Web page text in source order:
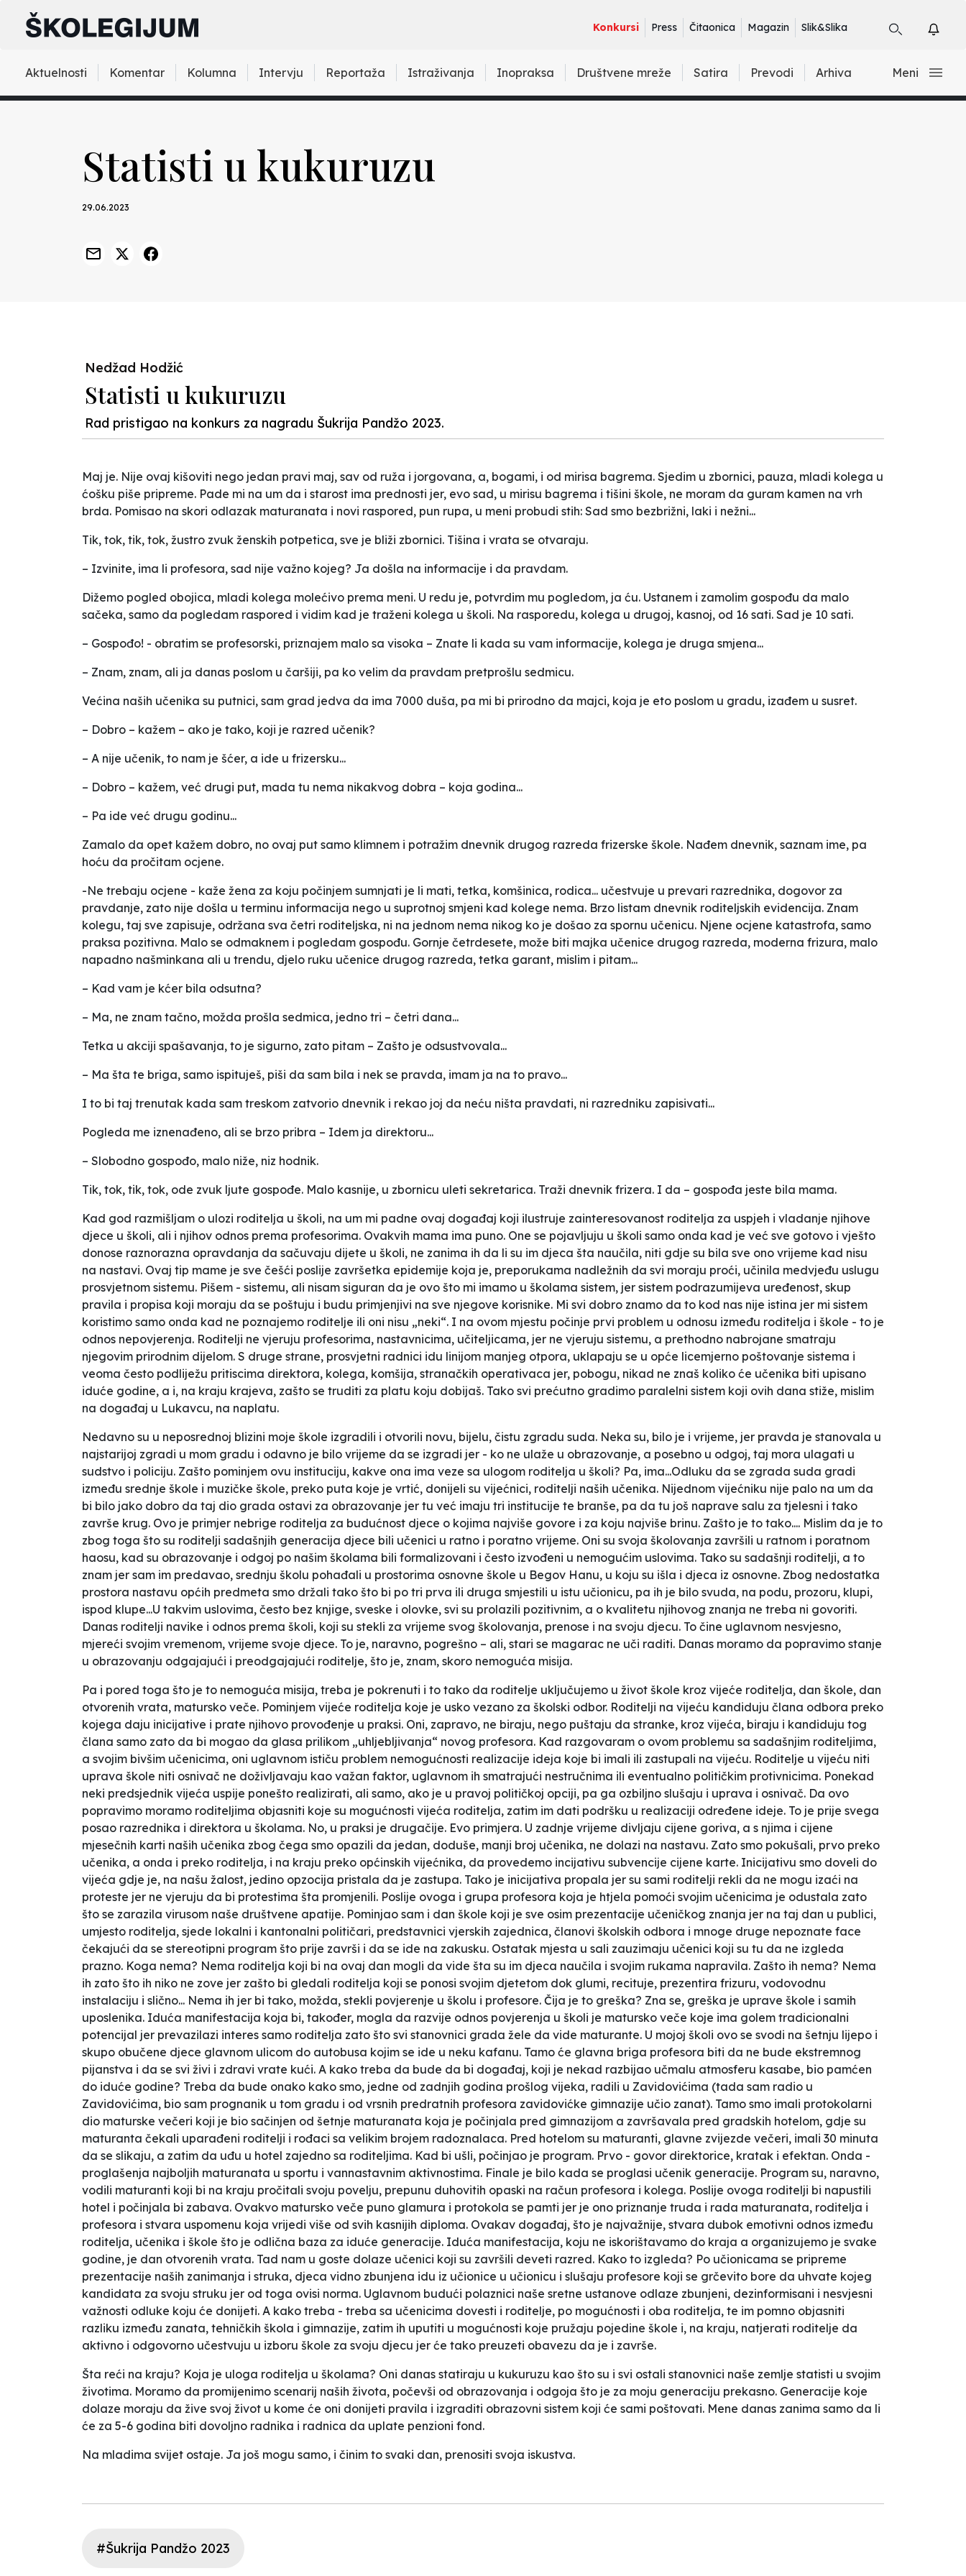
Konkursi Press Čitaonica Magazin Slik&Slika
Aktuelnosti Komentar Kolumna Intervju Reportaža Istraživanja Inopraksa Društvene mreže Satira Prevodi Arhiva Meni
Statisti u kukuruzu
29.06.2023
Nedžad Hodžić
Statisti u kukuruzu
Rad pristigao na konkurs za nagradu Šukrija Pandžo 2023.
Maj je. Nije ovaj kišoviti nego jedan pravi maj, sav od ruža i jorgovana, a, bogami, i od mirisa bagrema. Sjedim u zbornici, pauza, mladi kolega u
ćošku piše pripreme. Pade mi na um da i starost ima prednosti jer, evo sad, u mirisu bagrema i tišini škole, ne moram da guram kamen na vrh
brda. Pomisao na skori odlazak maturanata i novi raspored, pun rupa, u meni probudi stih: Sad smo bezbrižni, laki i nežni...
Tik, tok, tik, tok, žustro zvuk ženskih potpetica, sve je bliži zbornici. Tišina i vrata se otvaraju.
– Izvinite, ima li profesora, sad nije važno kojeg? Ja došla na informacije i da pravdam.
Dižemo pogled obojica, mladi kolega molećivo prema meni. U redu je, potvrdim mu pogledom, ja ću. Ustanem i zamolim gospođu da malo
sačeka, samo da pogledam raspored i vidim kad je traženi kolega u školi. Na rasporedu, kolega u drugoj, kasnoj, od 16 sati. Sad je 10 sati.
– Gospođo! - obratim se profesorski, priznajem malo sa visoka – Znate li kada su vam informacije, kolega je druga smjena...
– Znam, znam, ali ja danas poslom u čaršiji, pa ko velim da pravdam pretprošlu sedmicu.
Većina naših učenika su putnici, sam grad jedva da ima 7000 duša, pa mi bi prirodno da majci, koja je eto poslom u gradu, izađem u susret.
– Dobro – kažem – ako je tako, koji je razred učenik?
– A nije učenik, to nam je šćer, a ide u frizersku...
– Dobro – kažem, već drugi put, mada tu nema nikakvog dobra – koja godina...
– Pa ide već drugu godinu...
Zamalo da opet kažem dobro, no ovaj put samo klimnem i potražim dnevnik drugog razreda frizerske škole. Nađem dnevnik, saznam ime, pa
hoću da pročitam ocjene.
-Ne trebaju ocjene - kaže žena za koju počinjem sumnjati je li mati, tetka, komšinica, rodica... učestvuje u prevari razrednika, dogovor za
pravdanje, zato nije došla u terminu informacija nego u suprotnoj smjeni kad kolege nema. Brzo listam dnevnik roditeljskih evidencija. Znam
kolegu, taj sve zapisuje, održana sva četri roditeljska, ni na jednom nema nikog ko je došao za spornu učenicu. Njene ocjene katastrofa, samo
praksa pozitivna. Malo se odmaknem i pogledam gospođu. Gornje četrdesete, može biti majka učenice drugog razreda, moderna frizura, malo
napadno našminkana ali u trendu, djelo ruku učenice drugog razreda, tetka garant, mislim i pitam...
– Kad vam je kćer bila odsutna?
– Ma, ne znam tačno, možda prošla sedmica, jedno tri – četri dana...
Tetka u akciji spašavanja, to je sigurno, zato pitam – Zašto je odsustvovala...
– Ma šta te briga, samo ispituješ, piši da sam bila i nek se pravda, imam ja na to pravo...
I to bi taj trenutak kada sam treskom zatvorio dnevnik i rekao joj da neću ništa pravdati, ni razredniku zapisivati...
Pogleda me iznenađeno, ali se brzo pribra – Idem ja direktoru...
– Slobodno gospođo, malo niže, niz hodnik.
Tik, tok, tik, tok, ode zvuk ljute gospođe. Malo kasnije, u zbornicu uleti sekretarica. Traži dnevnik frizera. I da – gospođa jeste bila mama.
Kad god razmišljam o ulozi roditelja u školi, na um mi padne ovaj događaj koji ilustruje zainteresovanost roditelja za uspjeh i vladanje njihove
djece u školi, ali i njihov odnos prema profesorima. Ovakvih mama ima puno. One se pojavljuju u školi samo onda kad je već sve gotovo i vješto
donose raznorazna opravdanja da sačuvaju dijete u školi, ne zanima ih da li su im djeca šta naučila, niti gdje su bila sve ono vrijeme kad nisu
na nastavi. Ovaj tip mame je sve češći poslije završetka epidemije koja je, preporukama nadležnih da svi moraju proći, učinila medvjeđu uslugu
prosvjetnom sistemu. Pišem - sistemu, ali nisam siguran da je ovo što mi imamo u školama sistem, jer sistem podrazumijeva uređenost, skup
pravila i propisa koji moraju da se poštuju i budu primjenjivi na sve njegove korisnike. Mi svi dobro znamo da to kod nas nije istina jer mi sistem
koristimo samo onda kad ne poznajemo roditelje ili oni nisu „neki“. I na ovom mjestu počinje prvi problem u odnosu između roditelja i škole - to je
odnos nepovjerenja. Roditelji ne vjeruju profesorima, nastavnicima, učiteljicama, jer ne vjeruju sistemu, a prethodno nabrojane smatraju
njegovim prirodnim dijelom. S druge strane, prosvjetni radnici idu linijom manjeg otpora, uklapaju se u opće licemjerno poštovanje sistema i
veoma često podliježu pritiscima direktora, kolega, komšija, stranačkih operativaca jer, pobogu, nikad ne znaš koliko će učenika biti upisano
iduće godine, a i, na kraju krajeva, zašto se truditi za platu koju dobijaš. Tako svi prećutno gradimo paralelni sistem koji ovih dana stiže, mislim
na događaj u Lukavcu, na naplatu.
Nedavno su u neposrednoj blizini moje škole izgradili i otvorili novu, bijelu, čistu zgradu suda. Neka su, bilo je i vrijeme, jer pravda je stanovala u
najstarijoj zgradi u mom gradu i odavno je bilo vrijeme da se izgradi jer - ko ne ulaže u obrazovanje, a posebno u odgoj, taj mora ulagati u
sudstvo i policiju. Zašto pominjem ovu instituciju, kakve ona ima veze sa ulogom roditelja u školi? Pa, ima...Odluku da se zgrada suda gradi
između srednje škole i muzičke škole, preko puta koje je vrtić, donijeli su vijećnici, roditelji naših učenika. Nijednom vijećniku nije palo na um da
bi bilo jako dobro da taj dio grada ostavi za obrazovanje jer tu već imaju tri institucije te branše, pa da tu još naprave salu za tjelesni i tako
završe krug. Ovo je primjer nebrige roditelja za budućnost djece o kojima najviše govore i za koju najviše brinu. Zašto je to tako.... Mislim da je to
zbog toga što su roditelji sadašnjih generacija djece bili učenici u ratno i poratno vrijeme. Oni su svoja školovanja završili u ratnom i poratnom
haosu, kad su obrazovanje i odgoj po našim školama bili formalizovani i često izvođeni u nemogućim uslovima. Tako su sadašnji roditelji, a to
znam jer sam im predavao, srednju školu pohađali u prostorima osnovne škole u Begov Hanu, u koju su išla i djeca iz osnovne. Zbog nedostatka
prostora nastavu općih predmeta smo držali tako što bi po tri prva ili druga smjestili u istu učionicu, pa ih je bilo svuda, na podu, prozoru, klupi,
ispod klupe...U takvim uslovima, često bez knjige, sveske i olovke, svi su prolazili pozitivnim, a o kvalitetu njihovog znanja ne treba ni govoriti.
Danas roditelji navike i odnos prema školi, koji su stekli za vrijeme svog školovanja, prenose i na svoju djecu. To čine uglavnom nesvjesno,
mjereći svojim vremenom, vrijeme svoje djece. To je, naravno, pogrešno – ali, stari se magarac ne uči raditi. Danas moramo da popravimo stanje
u obrazovanju odgajajući i preodgajajući roditelje, što je, znam, skoro nemoguća misija.
Pa i pored toga što je to nemoguća misija, treba je pokrenuti i to tako da roditelje uključujemo u život škole kroz vijeće roditelja, dan škole, dan
otvorenih vrata, matursko veče. Pominjem vijeće roditelja koje je usko vezano za školski odbor. Roditelji na vijeću kandiduju člana odbora preko
kojega daju inicijative i prate njihovo provođenje u praksi. Oni, zapravo, ne biraju, nego puštaju da stranke, kroz vijeća, biraju i kandiduju tog
člana samo zato da bi mogao da glasa prilikom „uhljebljivanja“ novog profesora. Kad razgovaram o ovom problemu sa sadašnjim roditeljima,
a svojim bivšim učenicima, oni uglavnom ističu problem nemogućnosti realizacije ideja koje bi imali ili zastupali na vijeću. Roditelje u vijeću niti
uprava škole niti osnivač ne doživljavaju kao važan faktor, uglavnom ih smatrajući nestručnima ili eventualno političkim protivnicima. Ponekad
neki predsjednik vijeća uspije ponešto realizirati, ali samo, ako je u pravoj političkoj opciji, pa ga ozbiljno slušaju i uprava i osnivač. Da ovo
popravimo moramo roditeljima objasniti koje su mogućnosti vijeća roditelja, zatim im dati podršku u realizaciji određene ideje. To je prije svega
posao razrednika i direktora u školama. No, u praksi je drugačije. Evo primjera. U zadnje vrijeme divljaju cijene goriva, a s njima i cijene
mjesečnih karti naših učenika zbog čega smo opazili da jedan, doduše, manji broj učenika, ne dolazi na nastavu. Zato smo pokušali, prvo preko
učenika, a onda i preko roditelja, i na kraju preko općinskih vijećnika, da provedemo incijativu subvencije cijene karte. Inicijativu smo doveli do
vijeća gdje je, na našu žalost, jedino opzocija pristala da je zastupa. Tako je inicijativa propala jer su sami roditelji rekli da ne mogu izaći na
proteste jer ne vjeruju da bi protestima šta promjenili. Poslije ovoga i grupa profesora koja je htjela pomoći svojim učenicima je odustala zato
što se zarazila virusom naše društvene apatije. Pominjao sam i dan škole koji je sve osim prezentacije učeničkog znanja jer na taj dan u publici,
umjesto roditelja, sjede lokalni i kantonalni političari, predstavnici vjerskih zajednica, članovi školskih odbora i mnoge druge nepoznate face
čekajući da se stereotipni program što prije završi i da se ide na zakusku. Ostatak mjesta u sali zauzimaju učenici koji su tu da ne izgleda
prazno. Koga nema? Nema roditelja koji bi na ovaj dan mogli da vide šta su im djeca naučila i svojim rukama napravila. Zašto ih nema? Nema
ih zato što ih niko ne zove jer zašto bi gledali roditelja koji se ponosi svojim djetetom dok glumi, recituje, prezentira frizuru, vodovodnu
instalaciju i slično... Nema ih jer bi tako, možda, stekli povjerenje u školu i profesore. Čija je to greška? Zna se, greška je uprave škole i samih
uposlenika. Iduća manifestacija koja bi, također, mogla da razvije odnos povjerenja u školi je matursko veče koje ima golem tradicionalni
potencijal jer prevazilazi interes samo roditelja zato što svi stanovnici grada žele da vide maturante. U mojoj školi ovo se svodi na šetnju lijepo i
skupo obučene djece glavnom ulicom do autobusa kojim se ide u neku kafanu. Tamo će glavna briga profesora biti da ne bude ekstremnog
pijanstva i da se svi živi i zdravi vrate kući. A kako treba da bude da bi događaj, koji je nekad razbijao učmalu atmosferu kasabe, bio pamćen
do iduće godine? Treba da bude onako kako smo, jedne od zadnjih godina prošlog vijeka, radili u Zavidovićima (tada sam radio u
Zavidovićima, bio sam prognanik u tom gradu i od vrsnih predratnih profesora zavidovićke gimnazije učio zanat). Tamo smo imali protokolarni
dio maturske večeri koji je bio sačinjen od šetnje maturanata koja je počinjala pred gimnazijom a završavala pred gradskih hotelom, gdje su
maturanta čekali uparađeni roditelji i rođaci sa velikim brojem radoznalaca. Pred hotelom su maturanti, glavne zvijezde večeri, imali 30 minuta
da se slikaju, a zatim da uđu u hotel zajedno sa roditeljima. Kad bi ušli, počinjao je program. Prvo - govor direktorice, kratak i efektan. Onda -
proglašenja najboljih maturanata u sportu i vannastavnim aktivnostima. Finale je bilo kada se proglasi učenik generacije. Program su, naravno,
vodili maturanti koji bi na kraju pročitali svoju povelju, prepunu duhovitih opaski na račun profesora i kolega. Poslije ovoga roditelji bi napustili
hotel i počinjala bi zabava. Ovakvo matursko veče puno glamura i protokola se pamti jer je ono priznanje truda i rada maturanata, roditelja i
profesora i stvara uspomenu koja vrijedi više od svih kasnijih diploma. Ovakav događaj, što je najvažnije, stvara dubok emotivni odnos između
roditelja, učenika i škole što je odlična baza za iduće generacije. Iduća manifestacija, koju ne iskorištavamo do kraja a organizujemo je svake
godine, je dan otvorenih vrata. Tad nam u goste dolaze učenici koji su završili deveti razred. Kako to izgleda? Po učionicama se pripreme
prezentacije naših zanimanja i struka, djeca vidno zbunjena idu iz učionice u učionicu i slušaju profesore koji se grčevito bore da uhvate kojeg
kandidata za svoju struku jer od toga ovisi norma. Uglavnom budući polaznici naše sretne ustanove odlaze zbunjeni, dezinformisani i nesvjesni
važnosti odluke koju će donijeti. A kako treba - treba sa učenicima dovesti i roditelje, po mogućnosti i oba roditelja, te im pomno objasniti
razliku između zanata, tehničkih škola i gimnazije, zatim ih uputiti u mogućnosti koje pružaju pojedine škole i, na kraju, natjerati roditelje da
aktivno i odgovorno učestvuju u izboru škole za svoju djecu jer će tako preuzeti obavezu da je i završe.
Šta reći na kraju? Koja je uloga roditelja u školama? Oni danas statiraju u kukuruzu kao što su i svi ostali stanovnici naše zemlje statisti u svojim
životima. Moramo da promijenimo scenarij naših života, počevši od obrazovanja i odgoja što je za moju generaciju prekasno. Generacije koje
dolaze moraju da žive svoj život u kome će oni donijeti pravila i izgraditi obrazovni sistem koji će sami poštovati. Mene danas zanima samo da li
će za 5-6 godina biti dovoljno radnika i radnica da uplate penzioni fond.
Na mladima svijet ostaje. Ja još mogu samo, i činim to svaki dan, prenositi svoja iskustva.
#Šukrija Pandžo 2023